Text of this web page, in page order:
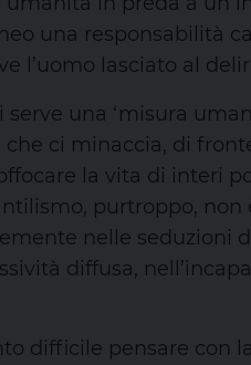
una responsabilità
l’uomo lasciato al
serve una ‘misura
ci minaccia, di
la vita di interi
purtroppo,
nelle seduzioni
diffusa,
difficile pensare con